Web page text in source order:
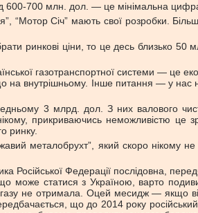
700 млн. дол. — це мінімальна цифра
“Мотор Січ” мають свої розробки.
ціни, то це десь близько 50
газотранспортної системи — це
на внутрішньому. Інше питання — у
3 млрд. дол. З них
прикриваючись неможливістю це
ринку.
металобрухт”, який скоро нікому
Російської Федерації послідовна,
може статися з Україною, варто
не отримала. Оцей месидж — якщо
що до 2014 року